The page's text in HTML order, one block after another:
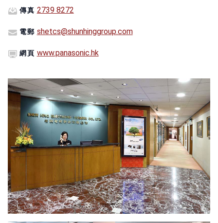
傳真 2739 8272
電郵 shetcs@shunhinggroup.com
網頁 www.panasonic.hk